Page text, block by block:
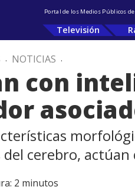
Portal de los Medios Públicos
Televisión
. NOTICIAS .
con
cerebro,
2 minutos